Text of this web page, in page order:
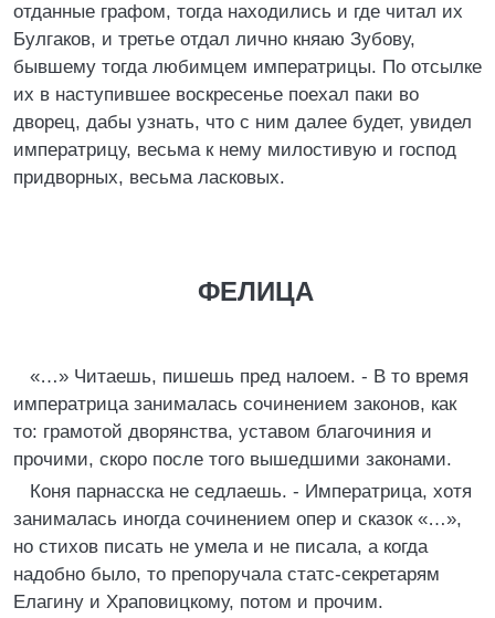
отданные графом, тогда находились и где читал их
Булгаков, и третье отдал лично княаю Зубову,
бывшему тогда любимцем императрицы. По отсылке
их в наступившее воскресенье поехал паки во
дворец, дабы узнать, что с ним далее будет, увидел
императрицу, весьма к нему милостивую и господ
придворных, весьма ласковых.
ФЕЛИЦА
«…» Читаешь, пишешь пред налоем. - В то время
императрица занималась сочинением законов, как
то: грамотой дворянства, уставом благочиния и
прочими, скоро после того вышедшими законами.
Коня парнасска не седлаешь. - Императрица, хотя
занималась иногда сочинением опер и сказок «…»,
но стихов писать не умела и не писала, а когда
надобно было, то препоручала статс-секретарям
Елагину и Храповицкому, потом и прочим.